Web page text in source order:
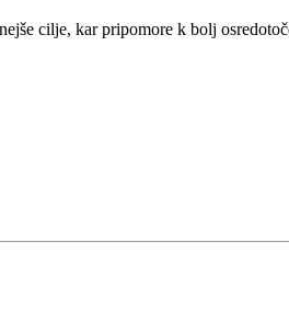
cilje, kar pripomore k bolj